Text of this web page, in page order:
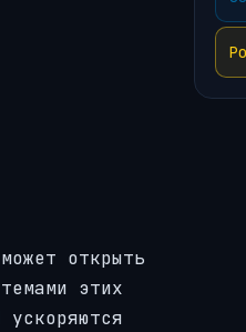
открыть
этих